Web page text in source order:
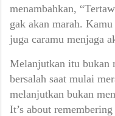
menambahkan,
gak akan marah. Kamu
juga caramu menjaga
Melanjutkan itu bukan
bersalah saat mulai
melanjutkan bukan
It’s about